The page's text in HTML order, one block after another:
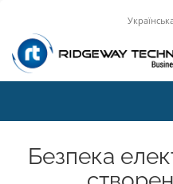
Безпека